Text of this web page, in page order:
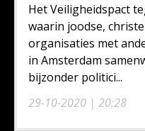
29-10-2020 | 20:28
Het Veiligheidspact
waarin joodse,
organisaties met
in Amsterdam
bijzonder politici...